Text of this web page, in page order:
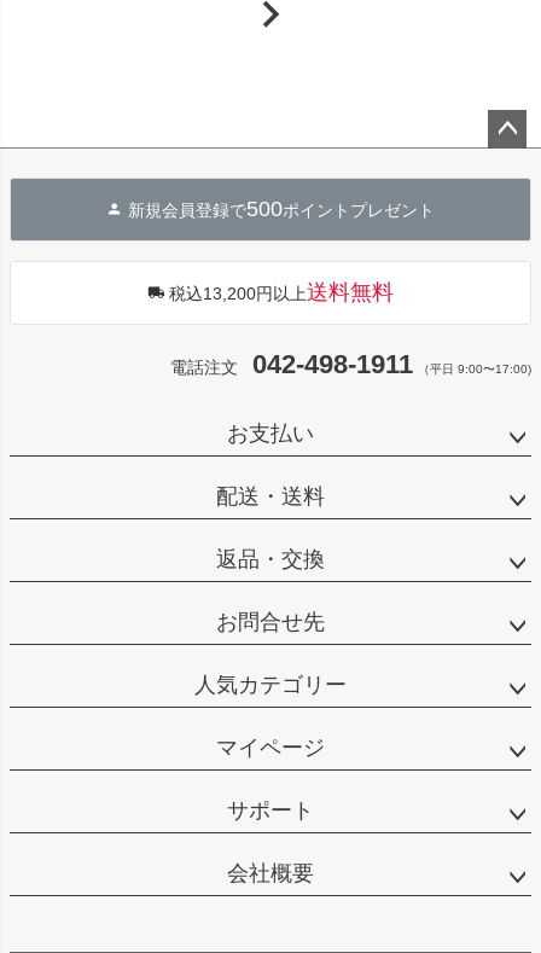
へ
新規会員登録で500ポイントプレゼント
税込13,200円以上送料無料
電話注文 042-498-1911 （平日 9:00〜17:00)
お支払い
配送・送料
返品・交換
お問合せ先
人気カテゴリー
マイページ
サポート
会社概要